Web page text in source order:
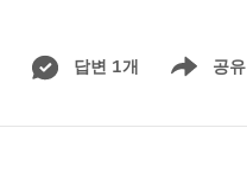
답변 1개 공유
Show menu